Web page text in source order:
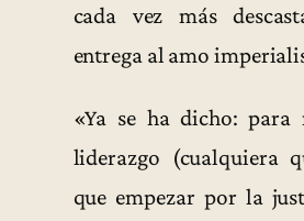
cada vez más
entrega al amo
«Ya se ha dicho: para
liderazgo (cualquiera
que empezar por la